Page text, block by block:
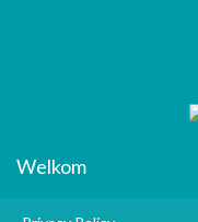
Welkom